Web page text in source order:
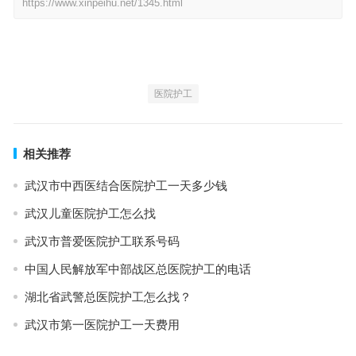
https://www.xinpeihu.net/1345.html
医院护工
相关推荐
武汉市中西医结合医院护工一天多少钱
武汉儿童医院护工怎么找
武汉市普爱医院护工联系号码
中国人民解放军中部战区总医院护工的电话
湖北省武警总医院护工怎么找？
武汉市第一医院护工一天费用